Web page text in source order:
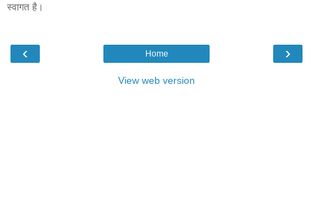
स्वागत है।
‹ ›
Home
View web version